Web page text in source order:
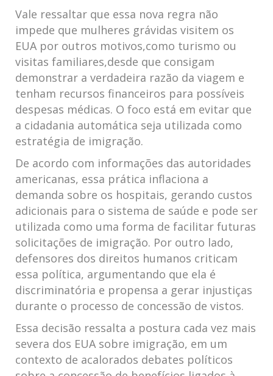
Vale ressaltar ⁣que⁤ essa‍ nova regra‍ não
impede ​que mulheres grávidas visitem⁣ os
⁢EUA por ‍outros motivos,como turismo ou
visitas familiares,desde que consigam
demonstrar ⁣a verdadeira razão da viagem e
tenham recursos financeiros para possíveis
despesas médicas. O ⁤foco está em ‍evitar que
a cidadania automática seja utilizada como
estratégia de imigração.
De acordo com ⁣informações das autoridades
americanas,‌ essa prática ​inflaciona ⁤a
demanda sobre os hospitais, gerando⁢ custos
adicionais⁢ para⁢ o sistema de saúde e pode⁣ ser
utilizada como uma forma de facilitar futuras
solicitações de imigração. Por outro lado,
⁢defensores dos direitos humanos criticam
essa política, argumentando que ela é
discriminatória e propensa a gerar injustiças
durante o ⁢processo de concessão ⁢de vistos.
Essa decisão ressalta​ a postura cada‌ vez mais
severa dos EUA sobre imigração, em um
contexto de acalorados debates políticos